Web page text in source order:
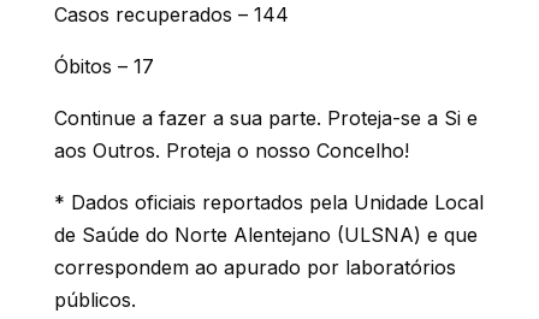
Casos recuperados – 144
Óbitos – 17
Continue a fazer a sua parte. Proteja-se a Si e
aos Outros. Proteja o nosso Concelho!
* Dados oficiais reportados pela Unidade Local
de Saúde do Norte Alentejano (ULSNA) e que
correspondem ao apurado por laboratórios
públicos.